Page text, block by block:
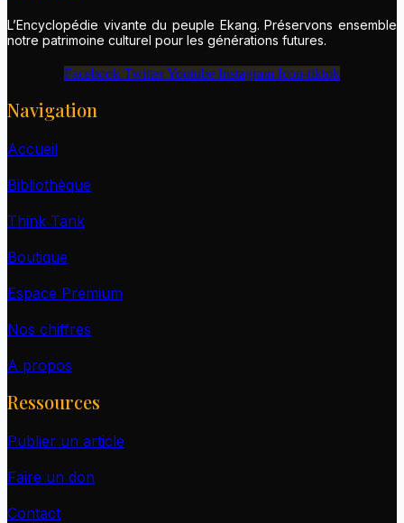
L’Encyclopédie vivante du peuple Ekang. Préservons ensemble
notre patrimoine culturel pour les générations futures.
Facebook TwitterYoutube Instagram Icon-tiktok
Navigation
Accueil
Bibliothèque
Think Tank
Boutique
Espace Premium
Nos chiffres
A propos
Ressources
Publier un article
Faire un don
Contact